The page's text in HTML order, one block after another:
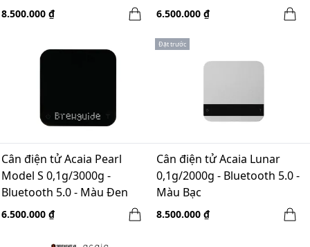
8.500.000 ₫ 6.500.000 ₫
Cân điện tử Acaia Pearl
Model S 0,1g/3000g -
Bluetooth 5.0 - Màu Đen
6.500.000 ₫
Đặt trước
Cân điện tử Acaia Lunar
0,1g/2000g - Bluetooth 5.0 -
Màu Bạc
8.500.000 ₫